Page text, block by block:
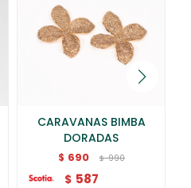
CARAVANAS BIMBA
DORADAS
$ 690 $ 990
$ 587